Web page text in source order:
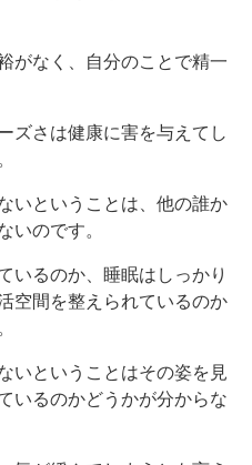
がなく、自分のことで精一
ズさは健康に害を与えてし
いということは、他の誰か
いのです。
いるのか、睡眠はしっかり
空間を整えられているのか
いということはその姿を見
いるのかどうかが分からな